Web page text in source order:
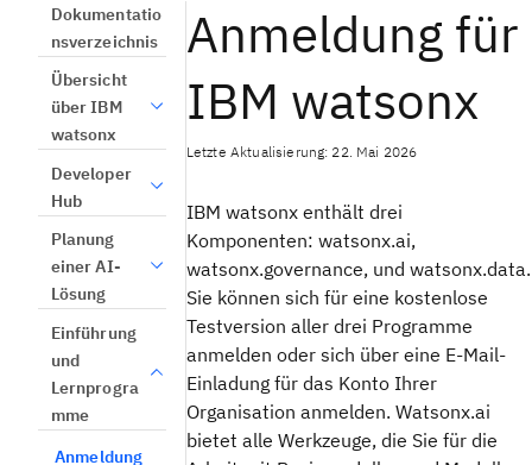
Dokumentatio
nsverzeichnis
Übersicht
über IBM
watsonx
Developer
Hub
Planung
einer AI-
Lösung
Einführung
und
Lernprogra
mme
Anmeldung
Anmeldung für
IBM watsonx
Letzte Aktualisierung: 22. Mai 2026
IBM watsonx enthält drei
Komponenten: watsonx.ai,
watsonx.governance, und watsonx.data.
Sie können sich für eine kostenlose
Testversion aller drei Programme
anmelden oder sich über eine E-Mail-
Einladung für das Konto Ihrer
Organisation anmelden. Watsonx.ai
bietet alle Werkzeuge, die Sie für die